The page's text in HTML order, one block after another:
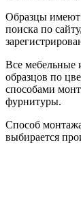
Образцы имеют
поиска по
Все мебельные
образцов по
способами
фурнитуры.
Способ
выбирается